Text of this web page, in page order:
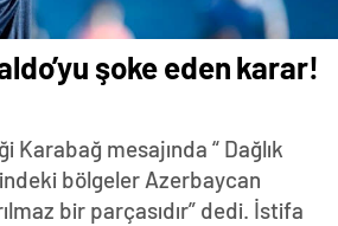
şoke eden karar!
Karabağ mesajında “ Dağlık
bölgeler Azerbaycan
bir parçasıdır” dedi. İstifa